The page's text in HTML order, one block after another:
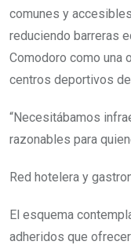
comunes y
reduciendo barreras
Comodoro como una
centros deportivos
“Necesitábamos
razonables para
Red hotelera y
El esquema
adheridos que